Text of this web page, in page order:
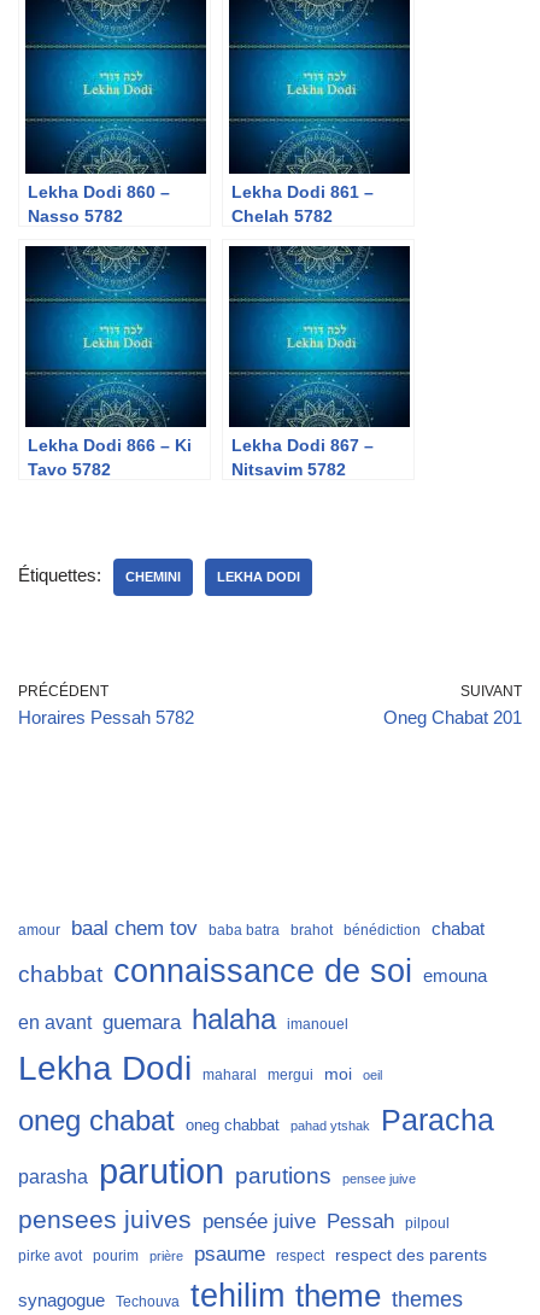
Lekha Dodi 860 –
Nasso 5782
Lekha Dodi 861 –
Chelah 5782
Lekha Dodi 866 – Ki
Tavo 5782
Lekha Dodi 867 –
Nitsavim 5782
Étiquettes: CHEMINI LEKHA DODI
PRÉCÉDENT
Horaires Pessah 5782
SUIVANT
Oneg Chabat 201
amour baal chem tov baba batra brahot bénédiction chabat
chabbat connaissance de soi emouna
en avant guemara halaha imanouel
Lekha Dodi maharal mergui moi oeil
oneg chabat oneg chabbat pahad ytshak Paracha
parasha parution parutions pensee juive
pensees juives pensée juive Pessah
pilpoul
pirke avot
pourim prière psaume respect respect des parents
synagogue Techouva tehilim theme themes